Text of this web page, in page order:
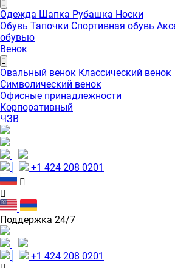
Одежда Шапка Рубашка Носки
Обувь Тапочки Спортивная обувь
обувью
Венок
Овальный венок Классический венок
Символический венок
Офисные принадлежности
Корпоративный
ЧЗВ
+1 424 208 0201
Поддержка 24/7
+1 424 208 0201